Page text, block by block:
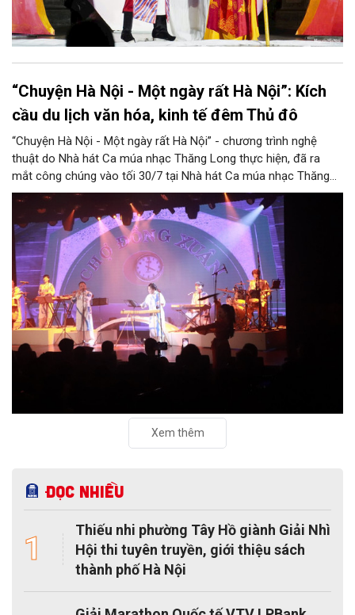
“Chuyện Hà Nội - Một ngày rất Hà Nội”: Kích
cầu du lịch văn hóa, kinh tế đêm Thủ đô
“Chuyện Hà Nội - Một ngày rất Hà Nội” - chương trình nghệ
thuật do Nhà hát Ca múa nhạc Thăng Long thực hiện, đã ra
mắt công chúng vào tối 30/7 tại Nhà hát Ca múa nhạc Thăng
Long (số 31 - 33 phố Lương Văn Can, phường Hoàn Kiếm).
Xem thêm
Đọc nhiều
1
Thiếu nhi phường Tây Hồ giành Giải Nhì
Hội thi tuyên truyền, giới thiệu sách
thành phố Hà Nội